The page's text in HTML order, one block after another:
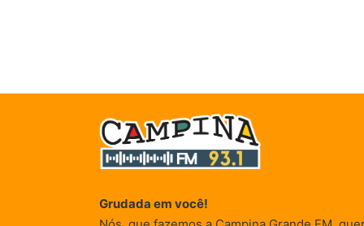
Grudada em você!